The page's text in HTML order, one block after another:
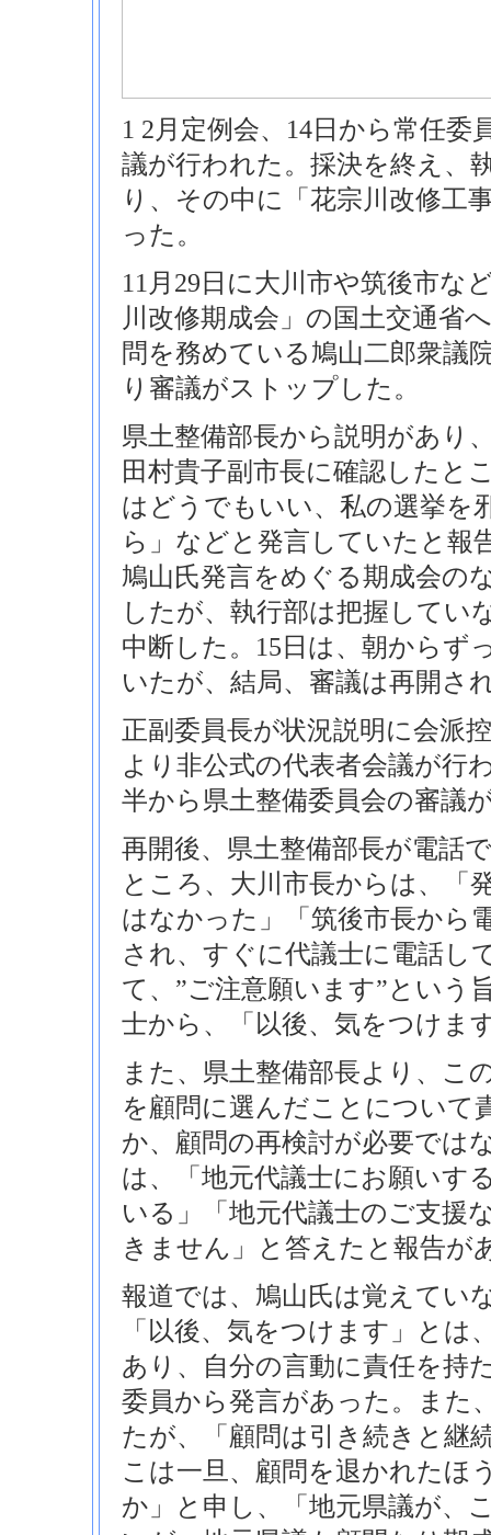
1 2月定例会、14日から常任委
議が行われた。採決を終え、
り、その中に「花宗川改修工
った。
11月29日に大川市や筑後市な
川改修期成会」の国土交通省
問を務めている鳩山二郎衆議
り審議がストップした。
県土整備部長から説明があり
田村貴子副市長に確認したと
はどうでもいい、私の選挙を
ら」などと発言していたと報
鳩山氏発言をめぐる期成会の
したが、執行部は把握してい
中断した。15日は、朝からず
いたが、結局、審議は再開さ
正副委員長が状況説明に会派
より非公式の代表者会議が行
半から県土整備委員会の審議
再開後、県土整備部長が電話
ところ、大川市長からは、「
はなかった」「筑後市長から
され、すぐに代議士に電話し
て、”ご注意願います”という
士から、「以後、気をつけま
また、県土整備部長より、こ
を顧問に選んだことについて
か、顧問の再検討が必要では
は、「地元代議士にお願いす
いる」「地元代議士のご支援
きません」と答えたと報告が
報道では、鳩山氏は覚えてい
「以後、気をつけます」とは
あり、自分の言動に責任を持
委員から発言があった。また
たが、「顧問は引き続きと継
こは一旦、顧問を退かれたほ
か」と申し、「地元県議が、